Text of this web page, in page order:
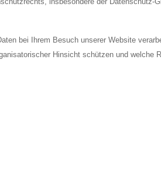
bei Ihrem Besuch unserer Website
Hinsicht schützen und welche